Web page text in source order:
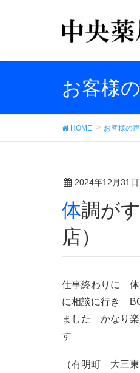
お客様
HOME お客様の声
2024年12月31日
体調がすこぶるよくなりました（中央薬品 有明
店）
仕事終わりに 体
に相談に行き
ました かなり楽
す
（有明町 大三